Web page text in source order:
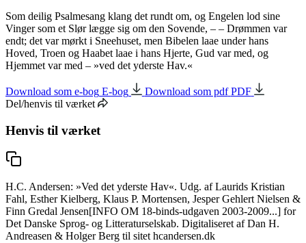
Som deilig Psalmesang klang det rundt om, og Engelen lod sine
Vinger som et Slør lægge sig om den Sovende, – – Drømmen var
endt; det var mørkt i Sneehuset, men Bibelen laae under hans
Hoved, Troen og Haabet laae i hans Hjerte, Gud var med, og
Hjemmet var med – »ved det yderste Hav.«
Download som e-bog E-bog Download som pdf PDF
Del/henvis til værket
Henvis til værket
H.C. Andersen: »Ved det yderste Hav«. Udg. af Laurids Kristian
Fahl, Esther Kielberg, Klaus P. Mortensen, Jesper Gehlert Nielsen &
Finn Gredal Jensen[INFO OM 18-binds-udgaven 2003-2009...] for
Det Danske Sprog- og Litteraturselskab. Digitaliseret af Dan H.
Andreasen & Holger Berg til sitet hcandersen.dk